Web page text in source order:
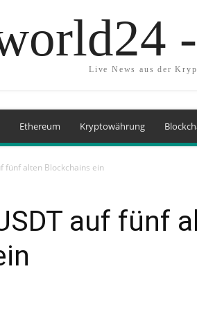
Live News aus der
Ethereum Kryptowährung
fünf alten Blockchains ein
auf fünf